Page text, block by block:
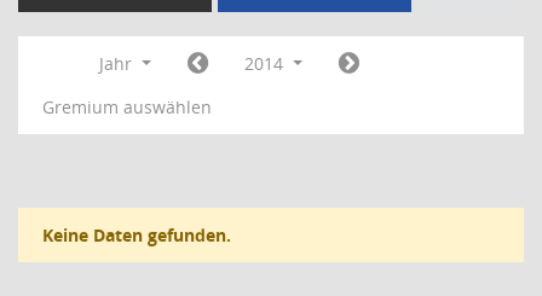
Jahr
2014
Gremium auswählen
Keine Daten gefunden.